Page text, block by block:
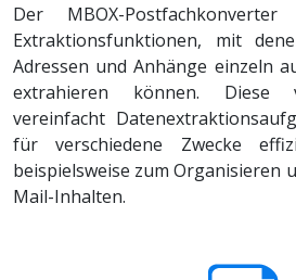
Der MBOX-
Extraktionsfunktionen, mit
Adressen und Anhänge einzeln
extrahieren können. Diese
vereinfacht
für verschiedene Zwecke
beispielsweise zum Organisieren
Mail-Inhalten.